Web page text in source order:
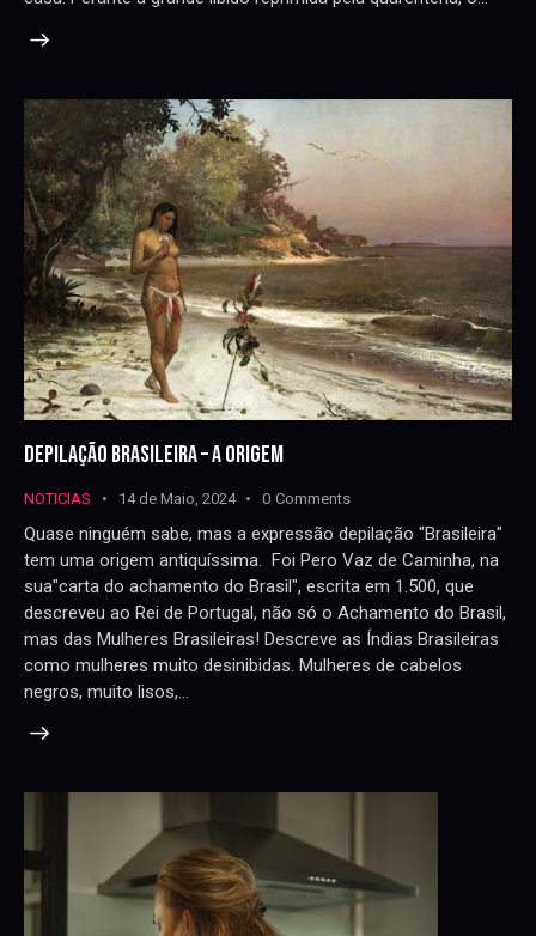
DEPILAÇÃO BRASILEIRA – A ORIGEM
NOTICIAS 14 de Maio, 2024 0 Comments
Quase ninguém sabe, mas a expressão depilação "Brasileira"
tem uma origem antiquíssima. Foi Pero Vaz de Caminha, na
sua"carta do achamento do Brasil", escrita em 1.500, que
descreveu ao Rei de Portugal, não só o Achamento do Brasil,
mas das Mulheres Brasileiras! Descreve as Índias Brasileiras
como mulheres muito desinibidas. Mulheres de cabelos
negros, muito lisos,…